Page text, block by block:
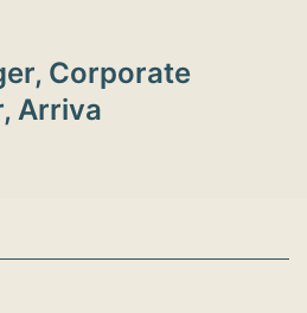
Corporate
Arriva